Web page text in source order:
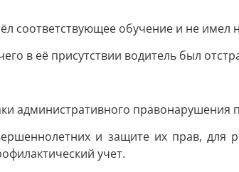
соответствующее обучение и не имел
в её присутствии водитель был
административного правонарушения
и защите их прав, для
учет.